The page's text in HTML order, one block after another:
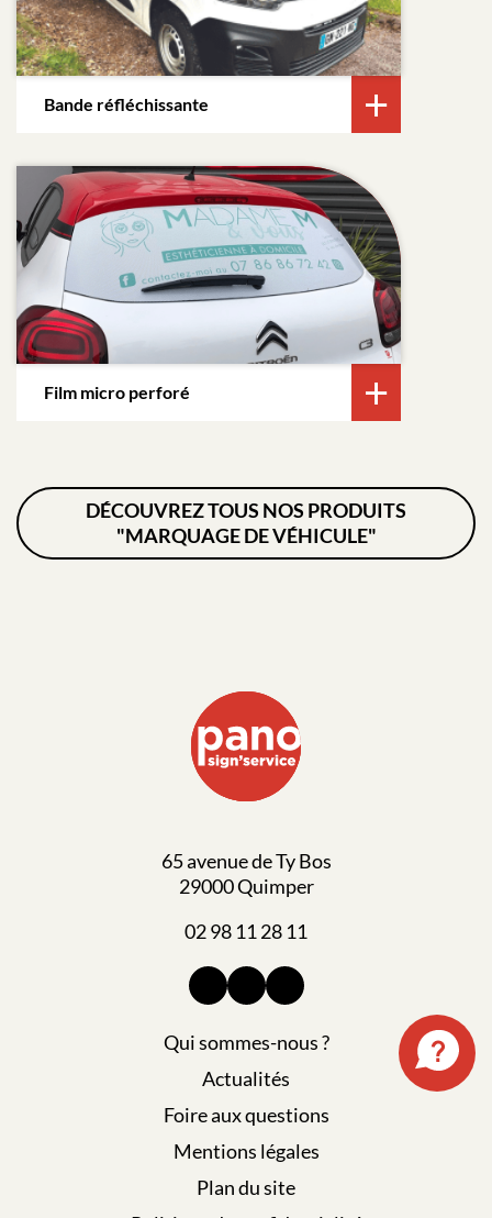
Bande réfléchissante
Film micro perforé
DÉCOUVREZ TOUS NOS PRODUITS
"MARQUAGE DE VÉHICULE"
65 avenue de Ty Bos
29000 Quimper
02 98 11 28 11
Qui sommes-nous ?
Actualités
Foire aux questions
Mentions légales
Plan du site